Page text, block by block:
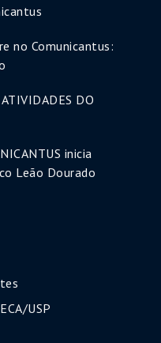
no Comunicantus:
DO
inicia
Leão Dourado
USP